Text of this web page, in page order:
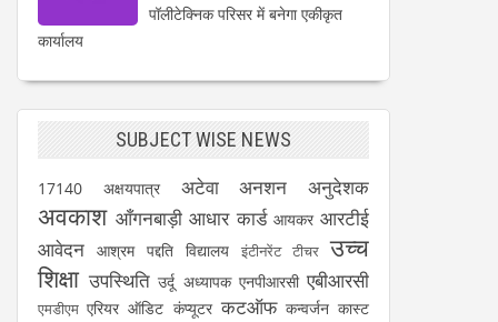
पॉलीटेक्निक परिसर में बनेगा एकीकृत
कार्यालय
SUBJECT WISE NEWS
17140 अक्षयपात्र अटेवा अनशन अनुदेशक
अवकाश आँगनबाड़ी आधार कार्ड आयकर आरटीई
आवेदन आश्रम पद्दति विद्यालय इंटीनरेंट टीचर उच्च
शिक्षा उपस्थिति उर्दू अध्यापक एनपीआरसी एबीआरसी
एमडीएम एरियर ऑडिट कंप्यूटर कटऑफ कन्वर्जन कास्ट